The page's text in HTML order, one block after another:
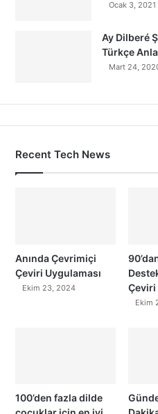
Ocak 3, 2021
Ay Dilberé
Türkçe
Mart 24,
Recent Tech News
Anında Çevrimiçi
Çeviri Uygulaması
Ekim 23, 2024
Çeviri
Ekim
100’den fazla dilde